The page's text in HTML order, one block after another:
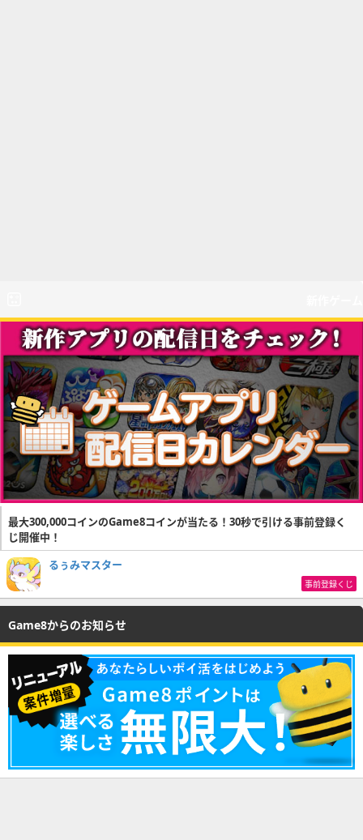
最大300,000コインのGame8コインが当たる！30秒で引ける事前登録く
じ開催中！
るぅみマスター
事前登録くじ
Game8からのお知らせ